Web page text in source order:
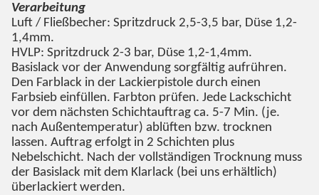
Verarbeitung
Luft / Fließbecher: Spritzdruck 2,5-3,5 bar, Düse 1,2-
1,4mm.
HVLP: Spritzdruck 2-3 bar, Düse 1,2-1,4mm.
Basislack vor der Anwendung sorgfältig aufrühren.
Den Farblack in der Lackierpistole durch einen
Farbsieb einfüllen. Farbton prüfen. Jede Lackschicht
vor dem nächsten Schichtauftrag ca. 5-7 Min. (je.
nach Außentemperatur) ablüften bzw. trocknen
lassen. Auftrag erfolgt in 2 Schichten plus
Nebelschicht. Nach der vollständigen Trocknung muss
der Basislack mit dem Klarlack (bei uns erhältlich)
überlackiert werden.